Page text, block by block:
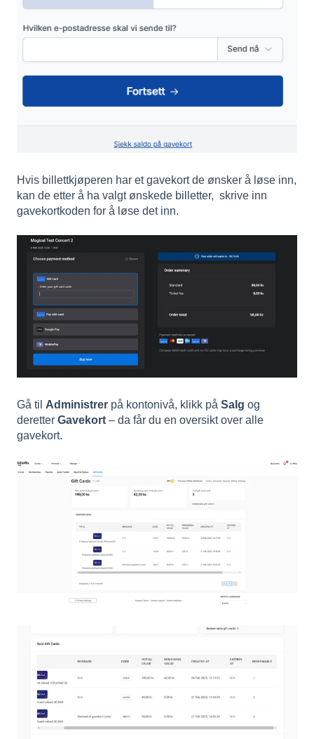
Hvis billettkjøperen har et gavekort de ønsker å løse inn,
kan de etter å ha valgt ønskede billetter, skrive inn
gavekortkoden for å løse det inn.
Gå til Administrer på kontonivå, klikk på Salg og
deretter Gavekort – da får du en oversikt over alle
gavekort.